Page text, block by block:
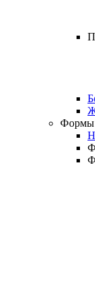
Крышки для
Комплекты для
Комплект для
Комплект для
Комплект для
Комплект для
Комплект для
Комплект для
Комплект для
Щелевые полы
Щелевые полы
Придверные
Фонтаны садово-
Бордюры
Крышки для
Крышки для
Крышки
Комплекты для
Комплект для
Комплект для
Комплект для
Комплект для
Комплект для
Комплект для
Комплект для
Щелевые полы
Формы